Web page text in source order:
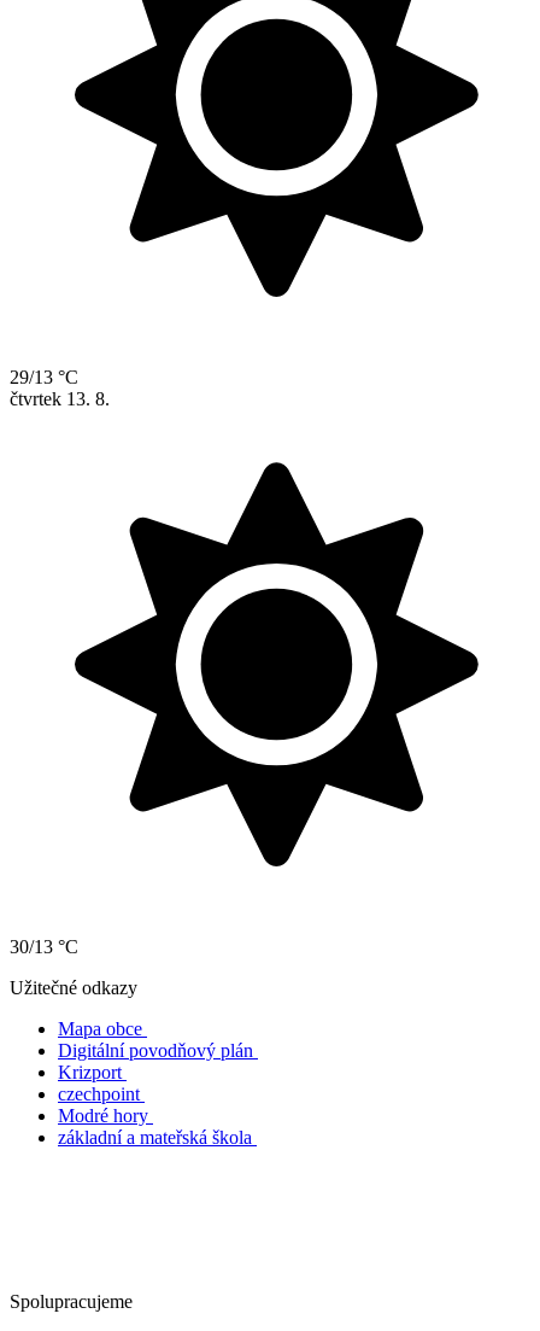
29/13 °C
čtvrtek 13. 8.
30/13 °C
Užitečné odkazy
Mapa obce
Digitální povodňový plán
Krizport
czechpoint
Modré hory
základní a mateřská škola
Spolupracujeme